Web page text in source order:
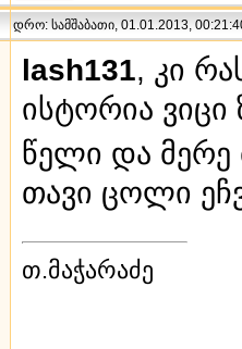
დრო: სამშაბათი, 01.01.2013,
lash131, კი
ისტორია
წელი და მერე
თავი ცოლი
თ.მაჭარაძე